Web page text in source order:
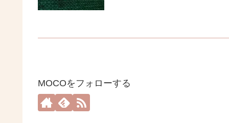
MOCOをフォローする